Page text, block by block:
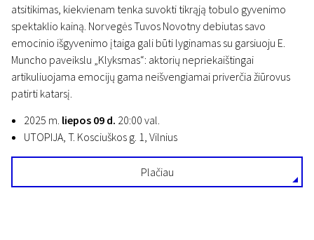
atsitikimas, kiekvienam tenka suvokti tikrąją tobulo gyvenimo
spektaklio kainą. Norvegės Tuvos Novotny debiutas savo
emocinio išgyvenimo įtaiga gali būti lyginamas su garsiuoju E.
Muncho paveikslu „Klyksmas“: aktorių nepriekaištingai
artikuliuojama emocijų gama neišvengiamai priverčia žiūrovus
patirti katarsį.
2025 m. liepos 09 d. 20:00 val.
UTOPIJA, T. Kosciuškos g. 1, Vilnius
Plačiau